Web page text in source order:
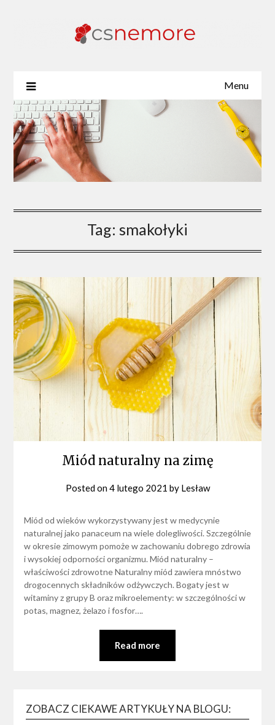
Menu
Tag: smakołyki
Miód naturalny na zimę
Posted on4 lutego 2021 by Lesław
Miód od wieków wykorzystywany jest w medycynie
naturalnej jako panaceum na wiele dolegliwości. Szczególnie
w okresie zimowym pomoże w zachowaniu dobrego zdrowia
i wysokiej odporności organizmu. Miód naturalny –
właściwości zdrowotne Naturalny miód zawiera mnóstwo
drogocennych składników odżywczych. Bogaty jest w
witaminy z grupy B oraz mikroelementy: w szczególności w
potas, magnez, żelazo i fosfor….
Read more
ZOBACZ CIEKAWE ARTYKUŁY NA BLOGU: